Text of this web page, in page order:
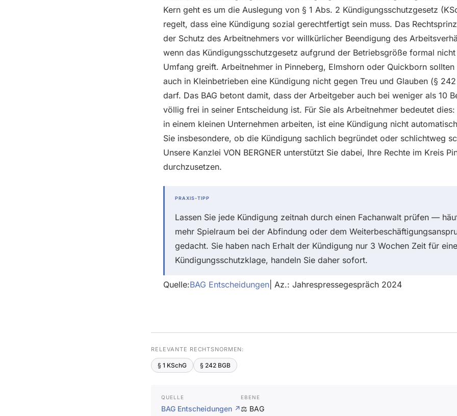
Kern geht es um die Auslegung von § 1 Abs. 2 Kündigungsschutzgesetz
regelt, dass eine Kündigung sozial gerechtfertigt sein muss. Das
der Schutz des Arbeitnehmers vor willkürlicher Beendigung des
wenn das Kündigungsschutzgesetz aufgrund der Betriebsgröße formal
Umfang greift. Arbeitnehmer in Pinneberg, Elmshorn oder Quickborn sollten
auch in Kleinbetrieben eine Kündigung nicht gegen Treu und Glauben (§
darf. Das BAG betont damit, dass der Arbeitgeber auch bei weniger als 10
völlig frei in seiner Entscheidung ist. Für Sie als Arbeitnehmer bedeutet
in einem kleinen Unternehmen arbeiten, ist eine Kündigung nicht
Sie insbesondere, ob die Kündigung sachlich begründet oder schlichtweg
Unsere Kanzlei VON BERGNER unterstützt Sie dabei, Ihre Rechte im Kreis
durchzusetzen.
PRAXIS-TIPP
Lassen Sie jede Kündigung zeitnah durch einen Fachanwalt prüfen —
mehr Spielraum bei der Abfindung oder dem
gedacht. Sie haben nach Erhalt der Kündigung nur 3 Wochen Zeit für eine
Kündigungsschutzklage, handeln Sie daher sofort.
Quelle:BAG Entscheidungen | Az.: Jahrespressegespräch 2024
RELEVANTE RECHTSNORMEN:
§ 1 KSchG § 242 BGB
QUELLE
BAG Entscheidungen ↗
EBENE
⚖️ BAG